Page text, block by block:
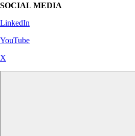
SOCIAL MEDIA
LinkedIn
YouTube
X